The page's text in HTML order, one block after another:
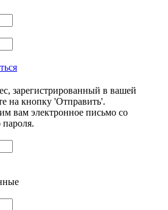
зарегистрированный в вашей
на кнопку 'Отправить'.
вам электронное письмо со